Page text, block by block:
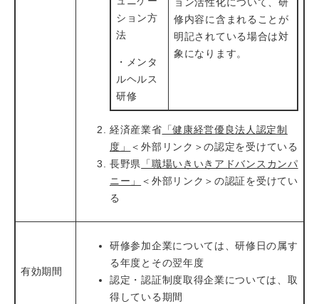
ション方
法
・メンタ
ルヘルス
研修
ョン活性化について、研
修内容に含まれることが
明記されている場合は対
象になります。
経済産業省 「健康経営優良法人認定制
度」
＜外部リンク＞の認定を受けている
長野県 「職場いきいきアドバンスカンパ
ニー」
＜外部リンク＞の認証を受けてい
る
有効期間
研修参加企業については、研修日の属す
る年度とその翌年度
認定・認証制度取得企業については、取
得している期間